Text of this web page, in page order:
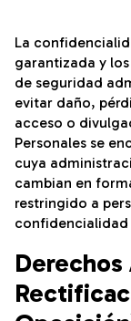
La
garantizada y
de seguridad
evitar daño,
acceso o
Personales se
cuya
cambian en
restringido a
confidencialidad
Derechos